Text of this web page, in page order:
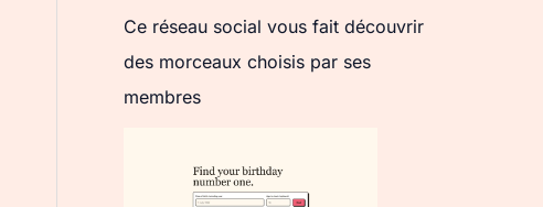
Ce réseau social vous fait découvrir
des morceaux choisis par ses
membres